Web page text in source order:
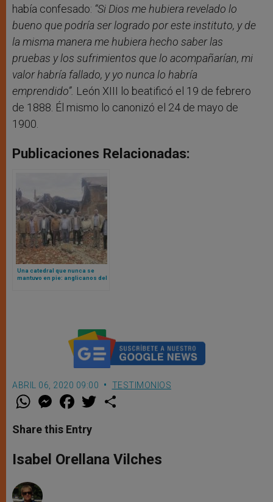
había confesado: “Si Dios me hubiera revelado lo
bueno que podría ser logrado por este instituto, y de
la misma manera me hubiera hecho saber las
pruebas y los sufrimientos que lo acompañarían, mi
valor habría fallado, y yo nunca lo habría
emprendido”. León XIII lo beatificó el 19 de febrero
de 1888. Él mismo lo canonizó el 24 de mayo de
1900.
Publicaciones Relacionadas:
Una catedral que nunca se
mantuvo en pie: anglicanos del
ABRIL 06, 2020 09:00 TESTIMONIOS
W
t
s
p
p
M
e
s
e
g
e
F
a
e
b
o
k
w
r
Share this Entry
Isabel Orellana Vilches